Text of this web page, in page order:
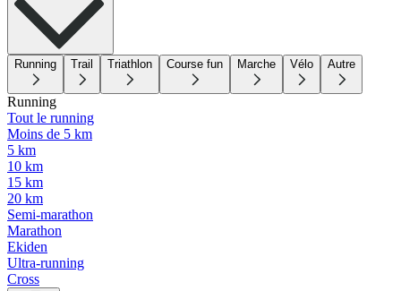
Running Trail Triathlon Course fun Marche Vélo Autre
Running
Tout le running
Moins de 5 km
5 km
10 km
15 km
20 km
Semi-marathon
Marathon
Ekiden
Ultra-running
Cross